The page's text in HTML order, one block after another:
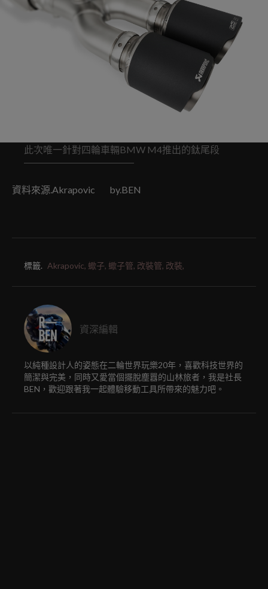
此次唯一針對四輪車輛BMW M4推出的鈦尾段
資料來源.Akrapovic by.BEN
標籤. Akrapovic, 蠍子, 蠍子管, 改裝管, 改裝,
資深編輯
以純種設計人的姿態在二輪世界玩樂20年，喜歡科技世界的
簡潔與完美，同時又愛當個擺脫塵囂的山林旅者，我是社長
BEN，歡迎跟著我一起體驗移動工具所帶來的魅力吧。